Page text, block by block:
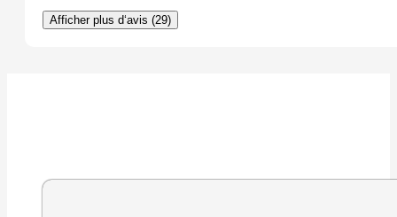
Afficher plus d‘avis (29)